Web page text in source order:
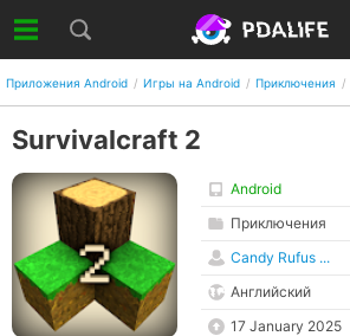
Приложения Android Игры на Android Приключения
Survivalcraft 2
Android
Приключения
Candy Rufus ...
Английский
17 January 2025